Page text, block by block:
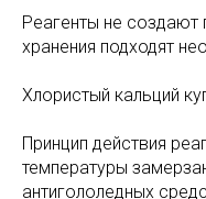
Реагенты не создают
хранения подходят
Хлористый кальций
Принцип действия
температуры
антигололедных